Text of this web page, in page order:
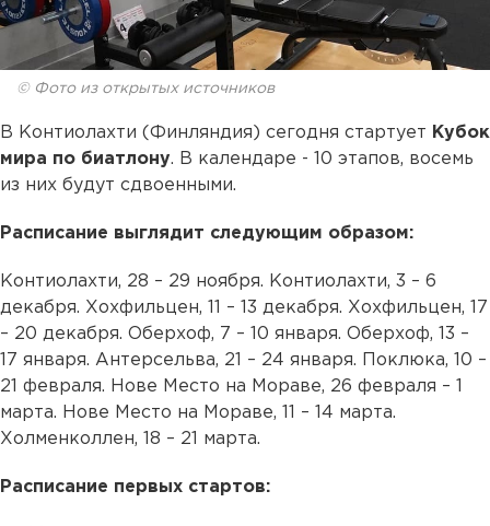
© Фото из открытых источников
В Контиолахти (Финляндия) сегодня стартует Кубок
мира по биатлону. В календаре - 10 этапов, восемь
из них будут сдвоенными.
Расписание выглядит следующим образом:
Контиолахти, 28 – 29 ноября. Контиолахти, 3 – 6
декабря. Хохфильцен, 11 – 13 декабря. Хохфильцен, 17
– 20 декабря. Оберхоф, 7 – 10 января. Оберхоф, 13 –
17 января. Антерсельва, 21 – 24 января. Поклюка, 10 –
21 февраля. Нове Место на Мораве, 26 февраля – 1
марта. Нове Место на Мораве, 11 – 14 марта.
Холменколлен, 18 – 21 марта.
Расписание первых стартов: